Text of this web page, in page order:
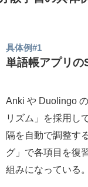
具体例#1
単語帳アプリの
Anki や Duolingo
リズム」を採用し
隔を自動で調整す
グ」で各項目を復
組みになっている。